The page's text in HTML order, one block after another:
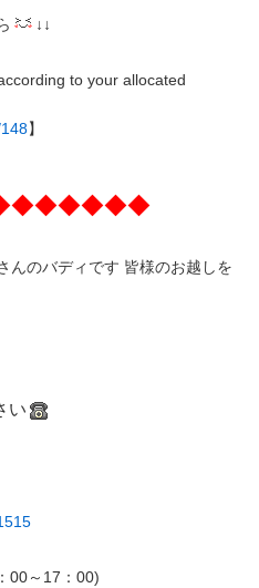
↓↓
to your allocated
】
んのバディです 皆様のお越しを
い
00～17：00)